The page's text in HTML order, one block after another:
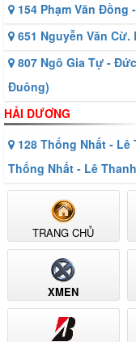
154 Phạm Văn Đồng
651 Nguyễn Văn Cừ.
807 Ngô Gia Tự -
Đuông)
HẢI DƯƠNG
128 Thống Nhất -
Thống Nhất - Lê
TRANG CHỦ
XMEN